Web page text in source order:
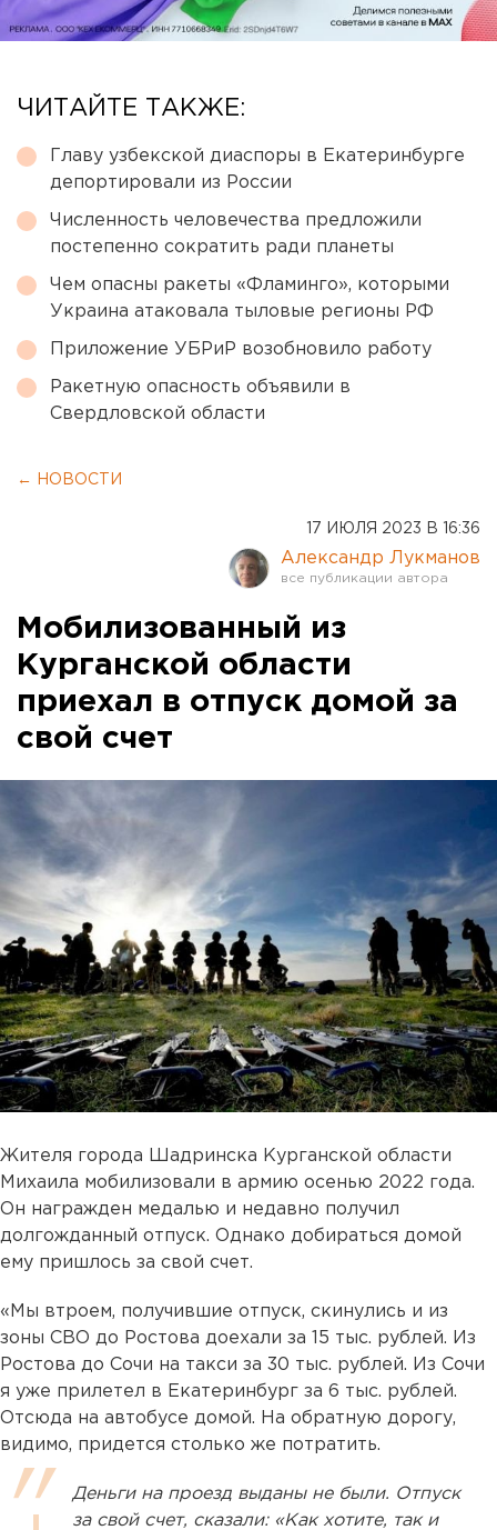
ЧИТАЙТЕ ТАКЖЕ:
Главу узбекской диаспоры в Екатеринбурге
депортировали из России
Численность человечества предложили
постепенно сократить ради планеты
Чем опасны ракеты «Фламинго», которыми
Украина атаковала тыловые регионы РФ
Приложение УБРиР возобновило работу
Ракетную опасность объявили в
Свердловской области
← НОВОСТИ
17 ИЮЛЯ 2023 В 16:36
Александр Лукманов
Мобилизованный из
Курганской области
приехал в отпуск домой за
свой счет
Жителя города Шадринска Курганской области
Михаила мобилизовали в армию осенью 2022 года.
Он награжден медалью и недавно получил
долгожданный отпуск. Однако добираться домой
ему пришлось за свой счет.
«Мы втроем, получившие отпуск, скинулись и из
зоны СВО до Ростова доехали за 15 тыс. рублей. Из
Ростова до Сочи на такси за 30 тыс. рублей. Из Сочи
я уже прилетел в Екатеринбург за 6 тыс. рублей.
Отсюда на автобусе домой. На обратную дорогу,
видимо, придется столько же потратить.
Деньги на проезд выданы не были. Отпуск
за свой счет, сказали: «Как хотите, так и